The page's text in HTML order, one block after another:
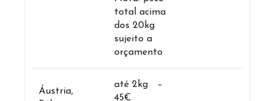
total acima
dos 20kg
sujeito a
orçamento
Áustria,
até 2kg –
45€